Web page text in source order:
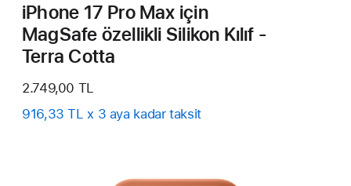
iPhone 17 Pro Max için
MagSafe özellikli Silikon Kılıf -
Terra Cotta
2.749,00 TL
916,33 TL x 3 aya kadar taksit